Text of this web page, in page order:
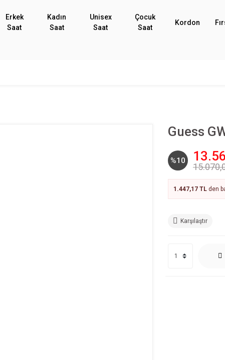
Erkek
Saat
Kadın
Saat
Unisex
Saat
Çocuk
Saat
Kordon
Guess
%10
1.447,17 TL den
Karşılaştır